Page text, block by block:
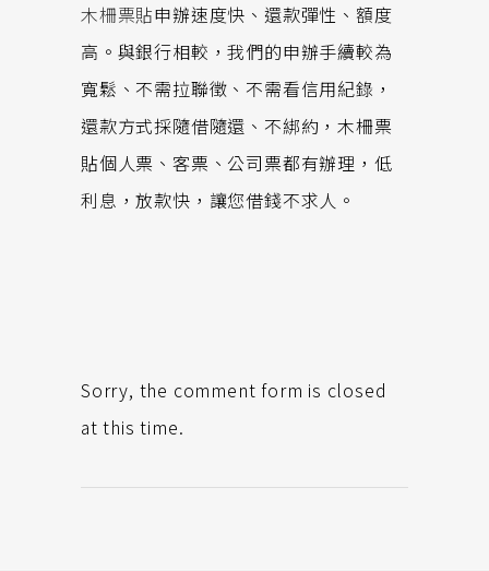
木柵票貼申辦速度快、還款彈性、額度
高。與銀行相較，我們的申辦手續較為
寬鬆、不需拉聯徵、不需看信用紀錄，
還款方式採隨借隨還、不綁約，木柵票
貼個人票、客票、公司票都有辦理，低
利息，放款快，讓您借錢不求人。
Sorry, the comment form is closed
at this time.